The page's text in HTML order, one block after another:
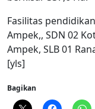
Fasilitas
Ampek,, SDN 02
Ampek, SLB 01
[yls]
Bagikan